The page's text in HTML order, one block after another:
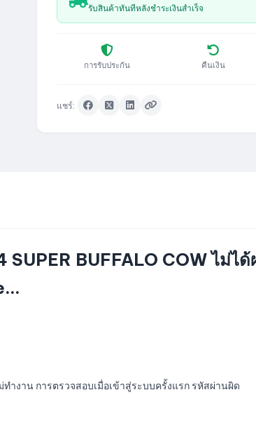
รับสินค้าทันทีหลังชำระเงินสำเร็จ
การรับประกัน คืนเงิน
แชร์:
BUFFALO COW ไม่ได้
ำงาน การตรวจสอบเมื่อเข้าสู่ระบบครั้งแรก รหัสผ่านผิด